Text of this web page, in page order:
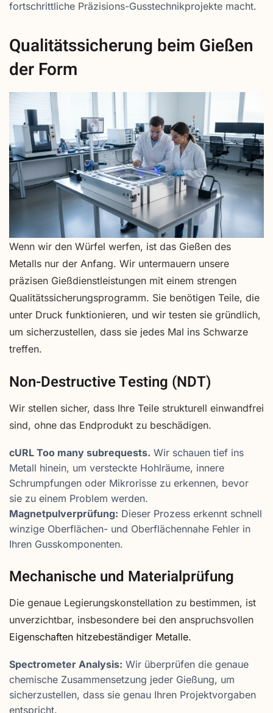
fortschrittliche Präzisions-Gusstechnikprojekte macht.
Qualitätssicherung beim Gießen
der Form
Wenn wir den Würfel werfen, ist das Gießen des
Metalls nur der Anfang. Wir untermauern unsere
präzisen Gießdienstleistungen mit einem strengen
Qualitätssicherungsprogramm. Sie benötigen Teile, die
unter Druck funktionieren, und wir testen sie gründlich,
um sicherzustellen, dass sie jedes Mal ins Schwarze
treffen.
Non-Destructive Testing (NDT)
Wir stellen sicher, dass Ihre Teile strukturell einwandfrei
sind, ohne das Endprodukt zu beschädigen.
cURL Too many subrequests. Wir schauen tief ins
Metall hinein, um versteckte Hohlräume, innere
Schrumpfungen oder Mikrorisse zu erkennen, bevor
sie zu einem Problem werden.
Magnetpulverprüfung: Dieser Prozess erkennt schnell
winzige Oberflächen- und Oberflächennahe Fehler in
Ihren Gusskomponenten.
Mechanische und Materialprüfung
Die genaue Legierungskonstellation zu bestimmen, ist
unverzichtbar, insbesondere bei den anspruchsvollen
Eigenschaften hitzebeständiger Metalle.
Spectrometer Analysis: Wir überprüfen die genaue
chemische Zusammensetzung jeder Gießung, um
sicherzustellen, dass sie genau Ihren Projektvorgaben
entspricht.